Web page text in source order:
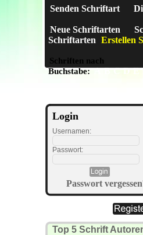
Senden Schriftart
Neue Schriftarten
Schriftarten Erstellen
Schriften nach
Buchstabe: A B C D E
Login
Usernamen:
Passwort:
Passwort
Top 5 Schrift